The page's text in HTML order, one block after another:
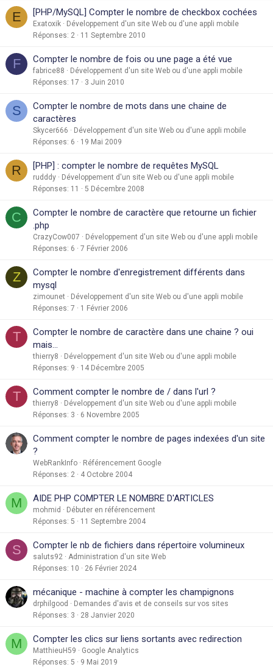
E [PHP/MySQL] Compter le nombre de checkbox cochées
Exatoxik
Développement d'un site Web ou d'une appli mobile
Réponses 2 11 Septembre 2010
F Compter le nombre de fois ou une page a été vue
fabrice88
Développement d'un site Web ou d'une appli mobile
Réponses 17 3 Juin 2010
S
Compter le nombre de mots dans une chaine de
caractères
Skycer666
Développement d'un site Web ou d'une appli mobile
Réponses 6 19 Mai 2009
R [PHP] : compter le nombre de requêtes MySQL
rudddy
Développement d'un site Web ou d'une appli mobile
Réponses 11 5 Décembre 2008
C
Compter le nombre de caractère que retourne un fichier
.php
CrazyCow007
Développement d'un site Web ou d'une appli mobile
Réponses 6 7 Février 2006
Z
Compter le nombre d'enregistrement différents dans
mysql
zimounet
Développement d'un site Web ou d'une appli mobile
Réponses 7 1 Février 2006
T
Compter le nombre de caractère dans une chaine ? oui
mais...
thierry8
Développement d'un site Web ou d'une appli mobile
Réponses 9 14 Décembre 2005
T Comment compter le nombre de / dans l'url ?
thierry8
Développement d'un site Web ou d'une appli mobile
Réponses 3 6 Novembre 2005
Comment compter le nombre de pages indexées d'un site
?
WebRankInfo
Référencement Google
Réponses 2 4 Octobre 2004
M AIDE PHP COMPTER LE NOMBRE D'ARTICLES
mohmid
Débuter en référencement
Réponses 5 11 Septembre 2004
S Compter le nb de fichiers dans répertoire volumineux
saluts92
Administration d'un site Web
Réponses 10 26 Février 2024
mécanique - machine à compter les champignons
drphilgood
Demandes d'avis et de conseils sur vos sites
Réponses 3 28 Janvier 2020
M Compter les clics sur liens sortants avec redirection
MatthieuH59
Google Analytics
Réponses 5 9 Mai 2019